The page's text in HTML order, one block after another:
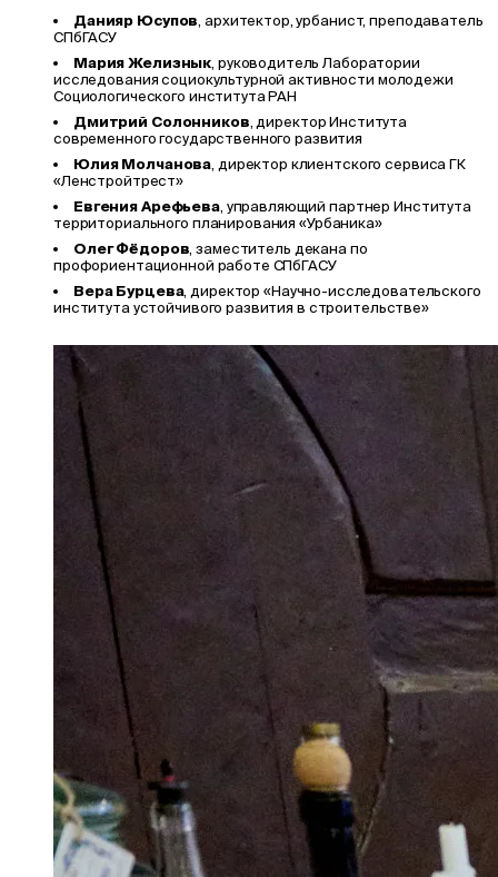
Данияр Юсупов, архитектор, урбанист, преподаватель
СПбГАСУ
Мария Желизнык, руководитель Лаборатории
исследования социокультурной активности молодежи
Социологического института РАН
Дмитрий Солонников, директор Института
современного государственного развития
Юлия Молчанова, директор клиентского сервиса ГК
«Ленстройтрест»
Евгения Арефьева, управляющий партнер Института
территориального планирования «Урбаника»
Олег Фёдоров, заместитель декана по
профориентационной работе СПбГАСУ
Вера Бурцева, директор «Научно-исследовательского
института устойчивого развития в строительстве»